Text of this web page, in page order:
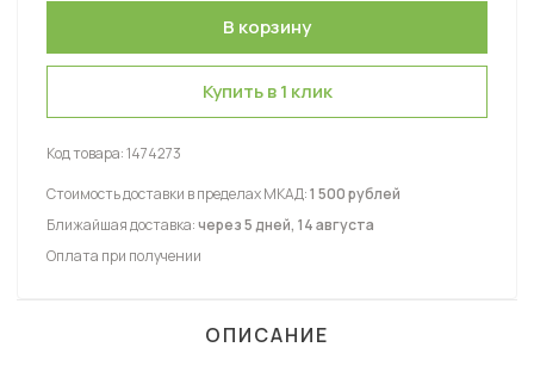
Купить в 1 клик
Код товара:1474273
Стоимость доставки в пределах МКАД:1 500 рублей
Ближайшая доставка:через 5 дней, 14 августа
Оплата при получении
ОПИСАНИЕ